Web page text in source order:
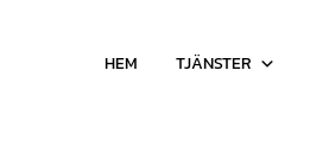
HEM TJÄNSTER